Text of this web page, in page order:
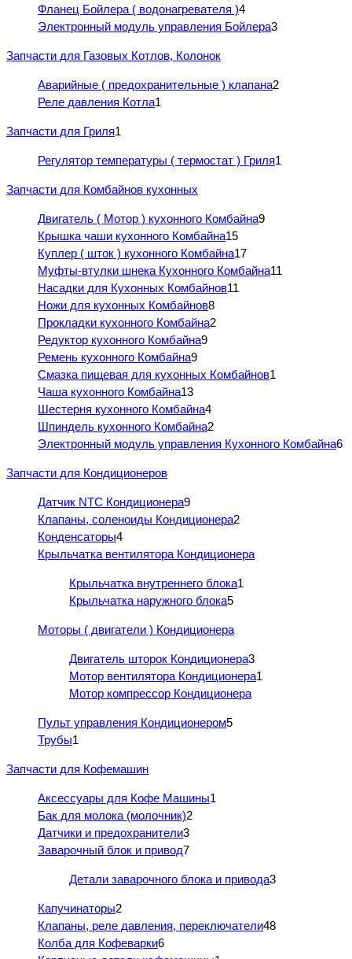
Фланец Бойлера ( водонагревателя )4
Электронный модуль управления Бойлера3
Запчасти для Газовых Котлов, Колонок
Аварийные ( предохранительные ) клапана2
Реле давления Котла1
Запчасти для Гриля1
Регулятор температуры ( термостат ) Гриля1
Запчасти для Комбайнов кухонных
Двигатель ( Мотор ) кухонного Комбайна9
Крышка чаши кухонного Комбайна15
Куплер ( шток ) кухонного Комбайна17
Муфты-втулки шнека Кухонного Комбайна11
Насадки для Кухонных Комбайнов11
Ножи для кухонных Комбайнов8
Прокладки кухонного Комбайна2
Редуктор кухонного Комбайна9
Ремень кухонного Комбайна9
Смазка пищевая для кухонных Комбайнов1
Чаша кухонного Комбайна13
Шестерня кухонного Комбайна4
Шпиндель кухонного Комбайна2
Электронный модуль управления Кухонного Комбайна6
Запчасти для Кондиционеров
Датчик NTC Кондиционера9
Клапаны, соленоиды Кондиционера2
Конденсаторы4
Крыльчатка вентилятора Кондиционера
Крыльчатка внутреннего блока1
Крыльчатка наружного блока5
Моторы ( двигатели ) Кондиционера
Двигатель шторок Кондиционера3
Мотор вентилятора Кондиционера1
Мотор компрессор Кондиционера
Пульт управления Кондиционером5
Трубы1
Запчасти для Кофемашин
Аксессуары для Кофе Машины1
Бак для молока (молочник)2
Датчики и предохранители3
Заварочный блок и привод7
Детали заварочного блока и привода3
Капучинаторы2
Клапаны, реле давления, переключатели48
Колба для Кофеварки6